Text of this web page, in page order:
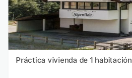
Práctica vivienda de 1 habitación